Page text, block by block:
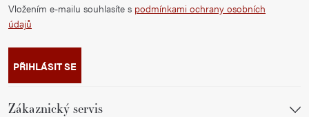
Vložením e-mailu souhlasíte s podmínkami ochrany osobních
údajů
PŘIHLÁSIT SE
Zákaznický servis